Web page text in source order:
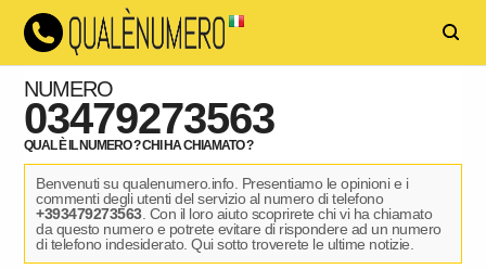
NUMERO
03479273563
QUAL È IL NUMERO ? CHI HA CHIAMATO ?
Benvenuti su qualenumero.info. Presentiamo le opinioni e i
commenti degli utenti del servizio al numero di telefono
+393479273563. Con il loro aiuto scoprirete chi vi ha chiamato
da questo numero e potrete evitare di rispondere ad un numero
di telefono indesiderato. Qui sotto troverete le ultime notizie.